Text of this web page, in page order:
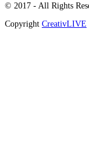
© 2017 - All Rights
Copyright CreativLIVE